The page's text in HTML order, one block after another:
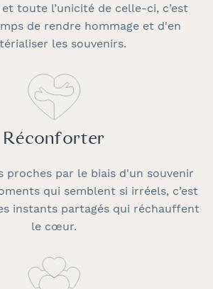
toute l’unicité de celle-ci, c’est
de rendre hommage et d'en
les souvenirs.
Réconforter
proches par le biais d'un souvenir
qui semblent si irréels, c’est
instants partagés qui réchauffent
le cœur.